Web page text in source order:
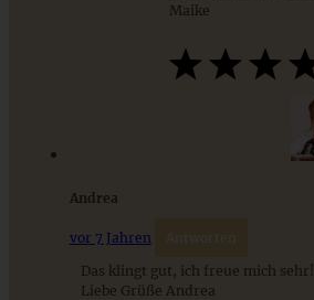
Maike
Andrea
vor 7 Jahren Antworten
Das klingt gut, ich freue mich sehr!
Liebe Grüße Andrea